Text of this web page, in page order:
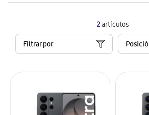
2artículos
Filtrar por